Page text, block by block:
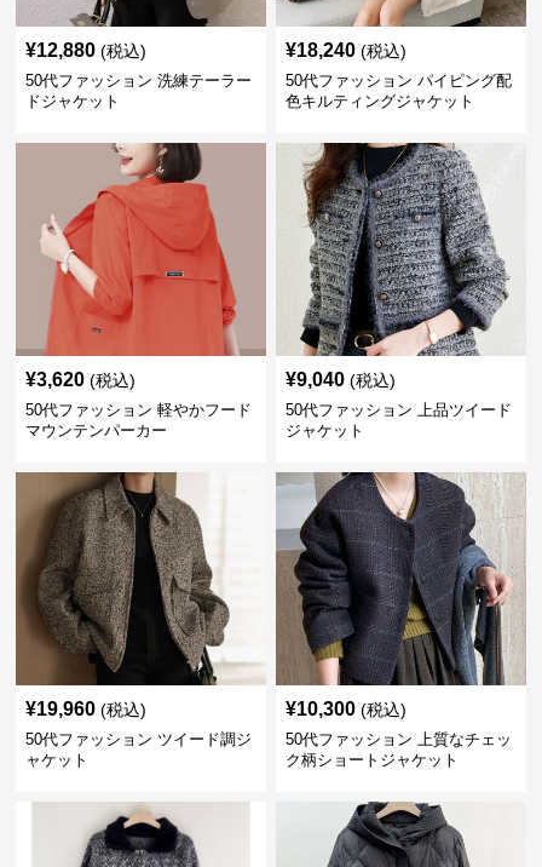
¥12,880 (税込)
50代ファッション 洗練テーラー
ドジャケット
¥18,240 (税込)
50代ファッション パイピング配
色キルティングジャケット
¥3,620 (税込)
50代ファッション 軽やかフード
マウンテンパーカー
¥9,040 (税込)
50代ファッション 上品ツイード
ジャケット
¥19,960 (税込)
50代ファッション ツイード調ジ
ャケット
¥10,300 (税込)
50代ファッション 上質なチェッ
ク柄ショートジャケット